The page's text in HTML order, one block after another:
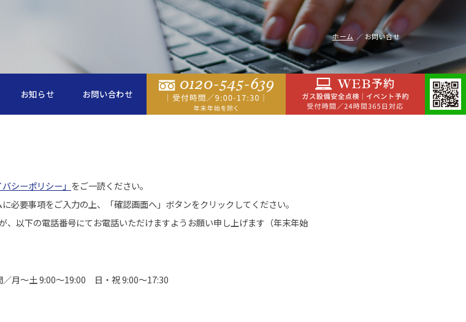
お知らせ お問い合わせ
ホーム お問い合せ
バシーポリシー」 をご一読ください。
必要事項をご入力の上、「確認画面へ」ボタンをクリックしてください。
、以下の電話番号にてお電話いただけますようお願い申し上げます（年末年始
／月～土 9:00～19:00 日・祝 9:00～17:30